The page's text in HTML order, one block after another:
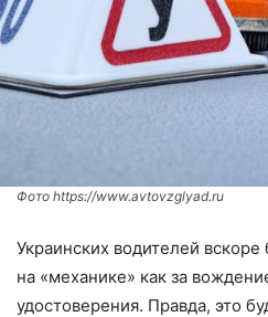
Фото https://www.avtovzglyad.ru
Украинских водителей вскоре
на «механике» как за
удостоверения. Правда, это